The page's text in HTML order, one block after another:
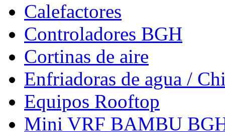
Calefactores
Controladores BGH
Cortinas de aire
Enfriadoras de agua /
Equipos Rooftop
Mini VRF BAMBU